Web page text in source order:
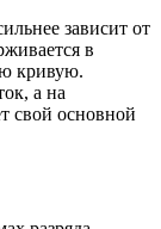
зависит от
в
кривую.
а на
свой основной